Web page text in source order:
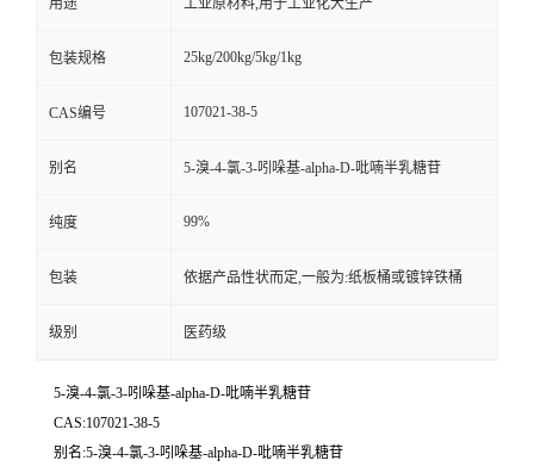
用途 工业原材料,用于工业化大生产
包装规格 25kg/200kg/5kg/1kg
CAS编号 107021-38-5
别名 5-溴-4-氯-3-吲哚基-alpha-D-吡喃半乳糖苷
纯度 99%
包装 依据产品性状而定,一般为:纸板桶或镀锌铁桶
级别 医药级
5-溴-4-氯-3-吲哚基-alpha-D-吡喃半乳糖苷
CAS:107021-38-5
别名:5-溴-4-氯-3-吲哚基-alpha-D-吡喃半乳糖苷